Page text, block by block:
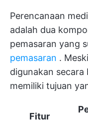
Perencanaan
adalah dua
pemasaran yang
pemasaran .
digunakan
memiliki tujuan
Fitur